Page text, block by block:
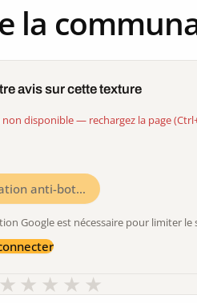
la
avis sur cette texture
disponible — rechargez la page
anti-bot…
Google est nécessaire pour limiter
★
★
★
★
★